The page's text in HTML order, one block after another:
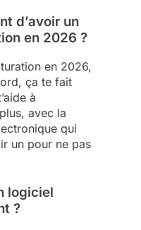
d’avoir un
en 2026 ?
en 2026,
ça te fait
à
avec la
qui
un pour ne pas
logiciel
?